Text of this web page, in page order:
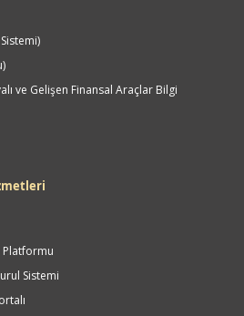
Sistemi)
ve Gelişen Finansal Araçlar Bilgi
Platformu
Sistemi